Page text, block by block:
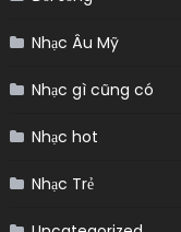
Nhạc Âu Mỹ
Nhạc gì cũng có
Nhạc hot
Nhạc Trẻ